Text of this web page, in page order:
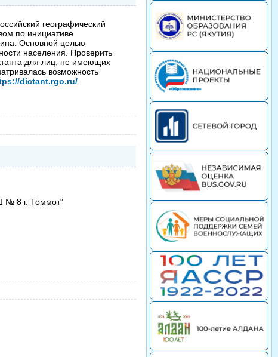
географический
по инициативе
Основной целью
населения. Проверить
для лиц, не имеющих
возможность
dictant.rgo.ru/
№ 8 г. Томмот"